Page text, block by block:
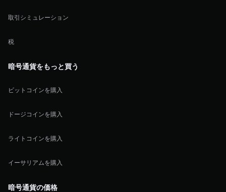
取引シミュレーション
税
暗号通貨をもっと買う
ビットコインを購入
ドージコインを購入
ライトコインを購入
イーサリアムを購入
暗号通貨の価格